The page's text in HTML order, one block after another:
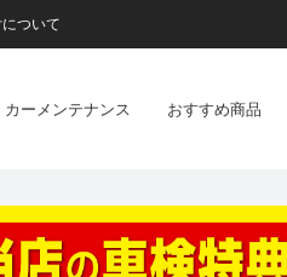
ついて
カーメンテナンス おすすめ商品